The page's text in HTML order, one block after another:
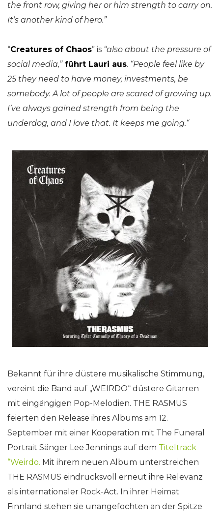
the front row, giving her or him strength to carry on.
It’s another kind of hero.”
“Creatures of Chaos” is “also about the pressure of
social media,”führt Lauri aus. “People feel like by
25 they need to have money, investments, be
somebody. A lot of people are scared of growing up.
I’ve always gained strength from being the
underdog, and I love that. It keeps me going.“
Bekannt für ihre düstere musikalische Stimmung,
vereint die Band auf „WEIRDO“ düstere Gitarren
mit eingängigen Pop-Melodien. THE RASMUS
feierten den Release ihres Albums am 12.
September mit einer Kooperation mit The Funeral
Portrait Sänger Lee Jennings auf dem Titeltrack
“Weirdo. Mit ihrem neuen Album unterstreichen
THE RASMUS eindrucksvoll erneut ihre Relevanz
als internationaler Rock-Act. In ihrer Heimat
Finnland stehen sie unangefochten an der Spitze